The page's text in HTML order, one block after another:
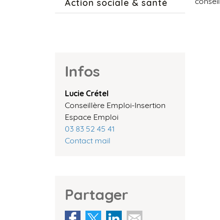
Action sociale & santé
Infos
Lucie Crétel
Conseillère Emploi-Insertion
Espace Emploi
03 83 52 45 41
Contact mail
Partager